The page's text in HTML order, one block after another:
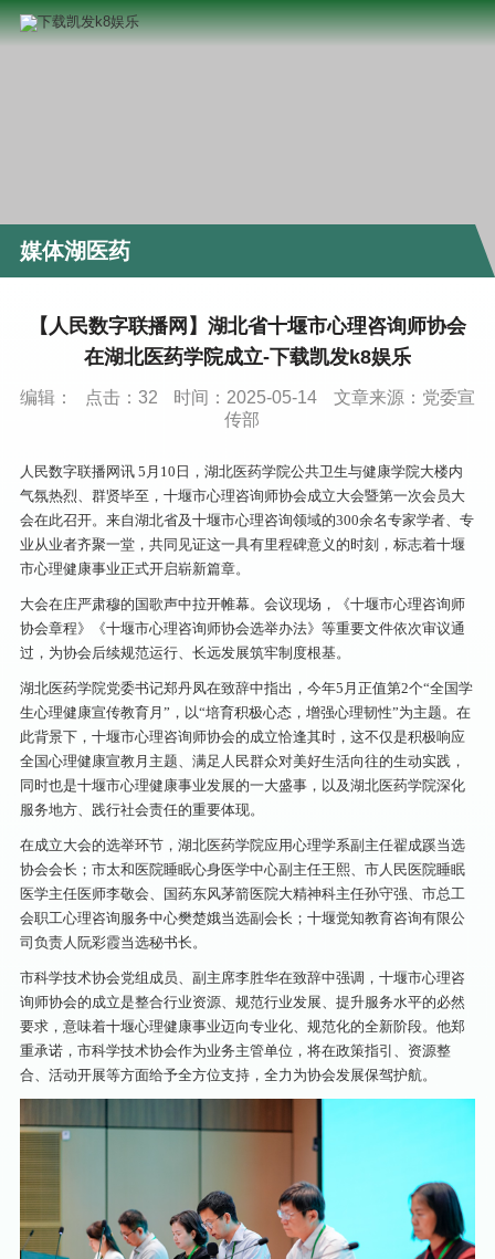
媒体湖医药
【人民数字联播网】湖北省十堰市心理咨询师协会
在湖北医药学院成立-下载凯发k8娱乐
编辑： 点击： 32 时间：2025-05-14
文章来源：党委宣
传部
人民数字联播网讯 5月10日，湖北医药学院公共卫生与健康学院大楼内
气氛热烈、群贤毕至，十堰市心理咨询师协会成立大会暨第一次会员大
会在此召开。来自湖北省及十堰市心理咨询领域的300余名专家学者、专
业从业者齐聚一堂，共同见证这一具有里程碑意义的时刻，标志着十堰
市心理健康事业正式开启崭新篇章。
大会在庄严肃穆的国歌声中拉开帷幕。会议现场，《十堰市心理咨询师
协会章程》《十堰市心理咨询师协会选举办法》等重要文件依次审议通
过，为协会后续规范运行、长远发展筑牢制度根基。
湖北医药学院党委书记郑丹凤在致辞中指出，今年5月正值第2个“全国学
生心理健康宣传教育月”，以“培育积极心态，增强心理韧性”为主题。在
此背景下，十堰市心理咨询师协会的成立恰逢其时，这不仅是积极响应
全国心理健康宣教月主题、满足人民群众对美好生活向往的生动实践，
同时也是十堰市心理健康事业发展的一大盛事，以及湖北医药学院深化
服务地方、践行社会责任的重要体现。
在成立大会的选举环节，湖北医药学院应用心理学系副主任翟成蹊当选
协会会长；市太和医院睡眠心身医学中心副主任王熙、市人民医院睡眠
医学主任医师李敬会、国药东风茅箭医院大精神科主任孙守强、市总工
会职工心理咨询服务中心樊楚娥当选副会长；十堰觉知教育咨询有限公
司负责人阮彩霞当选秘书长。
市科学技术协会党组成员、副主席李胜华在致辞中强调，十堰市心理咨
询师协会的成立是整合行业资源、规范行业发展、提升服务水平的必然
要求，意味着十堰心理健康事业迈向专业化、规范化的全新阶段。他郑
重承诺，市科学技术协会作为业务主管单位，将在政策指引、资源整
合、活动开展等方面给予全方位支持，全力为协会发展保驾护航。